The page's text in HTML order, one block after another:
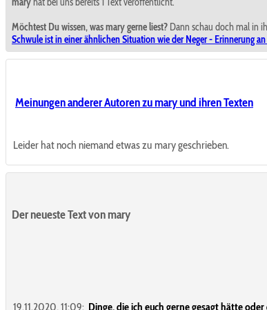
Möchtest Du wissen, was mary gerne liest? Dann schau doch mal in
Schwule ist in einer ähnlichen Situation wie der Neger - Erinnerung
Meinungen anderer Autoren zu mary und ihren Texten
Leider hat noch niemand etwas zu mary geschrieben.
Der neueste Text von mary
19.11.2020, 11:09: Dinge, die ich euch gerne gesagt hätte